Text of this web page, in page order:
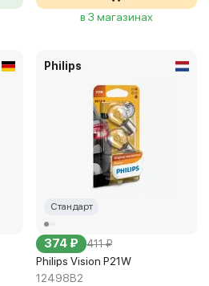
в 3 магазинах
Philips
Стандарт
374 ₽ 411 ₽
Philips Vision P21W
12498B2